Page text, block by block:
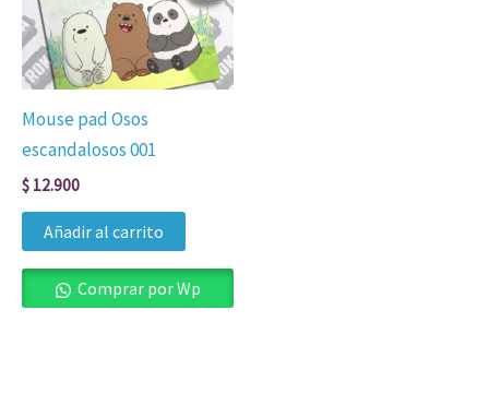
Mouse pad Osos
escandalosos 001
$ 12.900
Añadir al carrito
Comprar por Wp